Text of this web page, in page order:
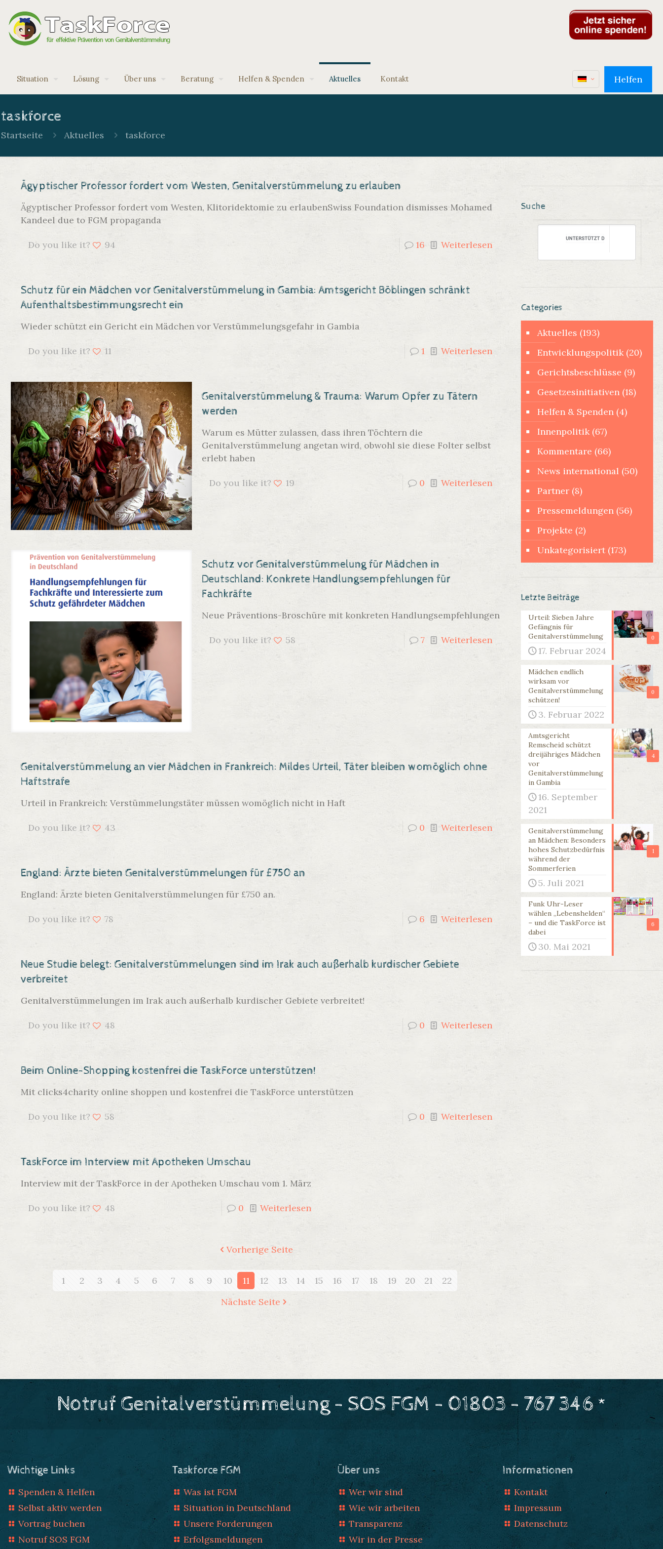
Situation Lösung Über uns Beratung Helfen & Spenden Aktuelles Kontakt Helfen
taskforce
Startseite Aktuelles taskforce
Ägyptischer Professor fordert vom Westen, Genitalverstümmelung zu erlauben
Ägyptischer Professor fordert vom Westen, Klitoridektomie zu erlaubenSwiss Foundation dismisses Mohamed
Kandeel due to FGM propaganda
Do you like it? 94 16 Weiterlesen
Schutz für ein Mädchen vor Genitalverstümmelung in Gambia: Amtsgericht Böblingen schränkt
Aufenthaltsbestimmungsrecht ein
Wieder schützt ein Gericht ein Mädchen vor Verstümmelungsgefahr in Gambia
Do you like it? 11 1 Weiterlesen
Genitalverstümmelung & Trauma: Warum Opfer zu Tätern
werden
Warum es Mütter zulassen, dass ihren Töchtern die
Genitalverstümmelung angetan wird, obwohl sie diese Folter selbst
erlebt haben
Do you like it? 19 0 Weiterlesen
Schutz vor Genitalverstümmelung für Mädchen in
Deutschland: Konkrete Handlungsempfehlungen für
Fachkräfte
Neue Präventions-Broschüre mit konkreten Handlungsempfehlungen
Do you like it? 58 7 Weiterlesen
Genitalverstümmelung an vier Mädchen in Frankreich: Mildes Urteil, Täter bleiben womöglich ohne
Haftstrafe
Urteil in Frankreich: Verstümmelungstäter müssen womöglich nicht in Haft
Do you like it? 43 0 Weiterlesen
England: Ärzte bieten Genitalverstümmelungen für £750 an
England: Ärzte bieten Genitalverstümmelungen für £750 an.
Do you like it? 78 6 Weiterlesen
Neue Studie belegt: Genitalverstümmelungen sind im Irak auch außerhalb kurdischer Gebiete
verbreitet
Genitalverstümmelungen im Irak auch außerhalb kurdischer Gebiete verbreitet!
Do you like it? 48 0 Weiterlesen
Beim Online-Shopping kostenfrei die TaskForce unterstützen!
Mit clicks4charity online shoppen und kostenfrei die TaskForce unterstützen
Do you like it? 58 0 Weiterlesen
TaskForce im Interview mit Apotheken Umschau
Interview mit der TaskForce in der Apotheken Umschau vom 1. März
Do you like it? 48 0 Weiterlesen
Vorherige Seite
1 2 3 4 5 6 7 8 9 10 11 12 13 14 15 16 17 18 19 20 21
22
Nächste Seite
Suche
Categories
Aktuelles (193)
Entwicklungspolitik(20)
Gerichtsbeschlüsse (9)
Gesetzesinitiativen(18)
Helfen & Spenden(4)
Innenpolitik(67)
Kommentare (66)
News international (50)
Partner(8)
Pressemeldungen(56)
Projekte (2)
Unkategorisiert(173)
Letzte Beiträge
0
Urteil: Sieben Jahre
Gefängnis für
Genitalverstümmelung
17. Februar 2024
0
Mädchen endlich
wirksam vor
Genitalverstümmelung
schützen!
3. Februar 2022
4
Amtsgericht
Remscheid schützt
dreijähriges Mädchen
vor
Genitalverstümmelung
in Gambia
16. September
2021
1
Genitalverstümmelung
an Mädchen: Besonders
hohes Schutzbedürfnis
während der
Sommerferien
5. Juli 2021
6
Funk Uhr-Leser
wählen „Lebenshelden“
– und die TaskForce ist
dabei
30. Mai 2021
Notruf Genitalverstümmelung - SOS FGM - 01803 - 767 346 *
Wichtige Links
Spenden & Helfen
Selbst aktiv werden
Vortrag buchen
Notruf SOS FGM
Taskforce FGM
Was ist FGM
Situation in Deutschland
Unsere Forderungen
Erfolgsmeldungen
Über uns
Wer wir sind
Wie wir arbeiten
Transparenz
Wir in der Presse
Informationen
Kontakt
Impressum
Datenschutz